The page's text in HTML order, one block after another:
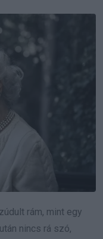
rám, mint egy
nincs rá szó,